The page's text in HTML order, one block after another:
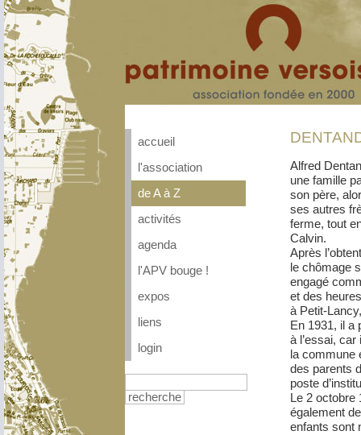
accueil
l'association
de A à Z
activités
agenda
l'APV bouge !
expos
liens
login
recherche
Alfred
une famille
son père,
ses autres
ferme, tout
Calvin.
Après
le chômage
engagé
et des
à Petit-
En 1931, il a
à l’essai,
la commune
des parents
poste
Le 2 octobre
également
enfants sont